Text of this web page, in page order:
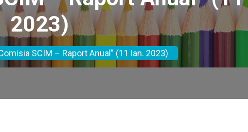
2023)
SCIM – Raport Anual” (11 Ian. 2023)